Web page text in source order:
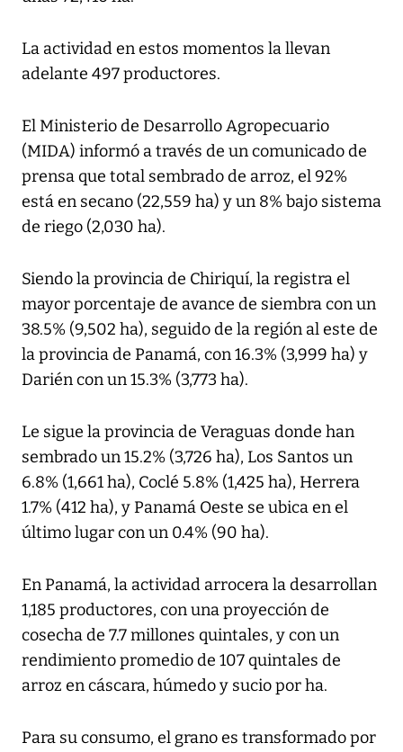
La actividad en estos momentos la llevan
adelante 497 productores.
El Ministerio de Desarrollo Agropecuario
(MIDA) informó a través de un comunicado de
prensa que total sembrado de arroz, el 92%
está en secano (22,559 ha) y un 8% bajo sistema
de riego (2,030 ha).
Siendo la provincia de Chiriquí, la registra el
mayor porcentaje de avance de siembra con un
38.5% (9,502 ha), seguido de la región al este de
la provincia de Panamá, con 16.3% (3,999 ha) y
Darién con un 15.3% (3,773 ha).
Le sigue la provincia de Veraguas donde han
sembrado un 15.2% (3,726 ha), Los Santos un
6.8% (1,661 ha), Coclé 5.8% (1,425 ha), Herrera
1.7% (412 ha), y Panamá Oeste se ubica en el
último lugar con un 0.4% (90 ha).
En Panamá, la actividad arrocera la desarrollan
1,185 productores, con una proyección de
cosecha de 7.7 millones quintales, y con un
rendimiento promedio de 107 quintales de
arroz en cáscara, húmedo y sucio por ha.
Para su consumo, el grano es transformado por